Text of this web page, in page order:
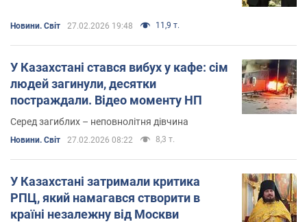
Новини. Світ 27.02.2026 19:48 11,9 т.
У Казахстані стався вибух у кафе: сім
людей загинули, десятки
постраждали. Відео моменту НП
Серед загиблих – неповнолітня дівчина
Новини. Світ 27.02.2026 08:22 8,3 т.
У Казахстані затримали критика
РПЦ, який намагався створити в
країні незалежну від Москви